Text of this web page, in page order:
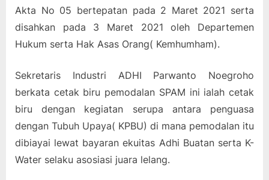
Akta No 05 bertepatan pada 2 Maret 2021 serta
disahkan pada 3 Maret 2021 oleh Departemen
Hukum serta Hak Asas Orang( Kemhumham).
Sekretaris Industri ADHI Parwanto Noegroho
berkata cetak biru pemodalan SPAM ini ialah cetak
biru dengan kegiatan serupa antara penguasa
dengan Tubuh Upaya( KPBU) di mana pemodalan itu
dibiayai lewat bayaran ekuitas Adhi Buatan serta K-
Water selaku asosiasi juara lelang.